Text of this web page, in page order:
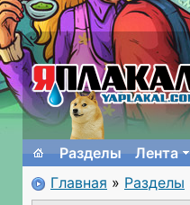
Разделы
Лента
Главная » Разделы